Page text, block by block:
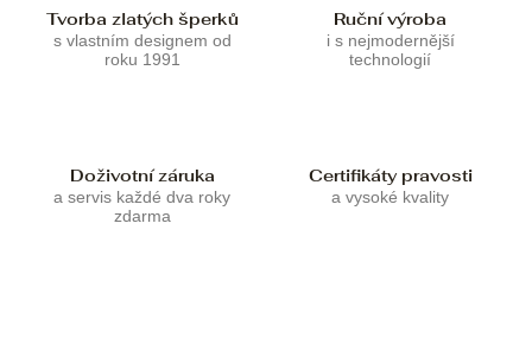
Tvorba zlatých šperků
s vlastním designem od
roku 1991
Ruční výroba
i s nejmodernější
technologií
Doživotní záruka
a servis každé dva roky
zdarma
Certifikáty pravosti
a vysoké kvality